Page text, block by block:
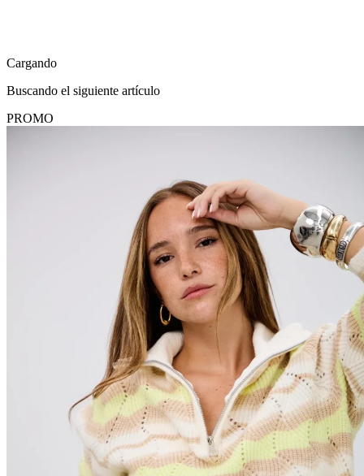
Cargando
Buscando el siguiente artículo
PROMO